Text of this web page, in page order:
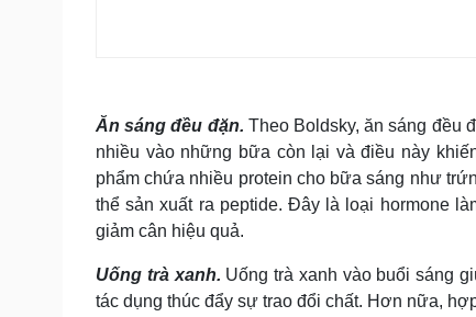
Ăn sáng đều đặn. Theo Boldsky, ăn sáng đều
nhiều vào những bữa còn lại và điều này
phẩm chứa nhiều protein cho bữa sáng như
thể sản xuất ra peptide. Đây là loại hormone
giảm cân hiệu quả.
Uống trà xanh. Uống trà xanh vào buổi sáng
tác dụng thúc đẩy sự trao đổi chất. Hơn nữa,